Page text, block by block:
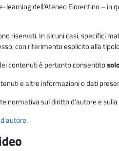
dell'Ateneo Fiorentino – in
riservati. In alcuni casi, specifici
con riferimento esplicito alla
contenuti è pertanto consentito
e altre informazioni o dati
normativa sul diritto d'autore e
.